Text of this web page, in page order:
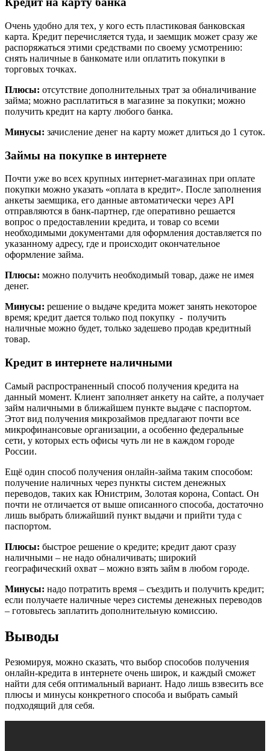
Очень удобно для тех, у кого есть пластиковая банковская
карта. Кредит перечисляется туда, и заемщик может сразу же
распоряжаться этими средствами по своему усмотрению:
снять наличные в банкомате или оплатить покупки в
торговых точках.
Плюсы: отсутствие дополнительных трат за обналичивание
займа; можно расплатиться в магазине за покупки; можно
получить кредит на карту любого банка.
Минусы: зачисление денег на карту может длиться до 1 суток.
Займы на покупке в интернете
Почти уже во всех крупных интернет-магазинах при оплате
покупки можно указать «оплата в кредит». После заполнения
анкеты заемщика, его данные автоматически через API
отправляются в банк-партнер, где оперативно решается
вопрос о предоставлении кредита, и товар со всеми
необходимыми документами для оформления доставляется по
указанному адресу, где и происходит окончательное
оформление займа.
Плюсы: можно получить необходимый товар, даже не имея
денег.
Минусы: решение о выдаче кредита может занять некоторое
время; кредит дается только под покупку - получить
наличные можно будет, только задешево продав кредитный
товар.
Кредит в интернете наличными
Самый распространенный способ получения кредита на
данный момент. Клиент заполняет анкету на сайте, а получает
займ наличными в ближайшем пункте выдаче с паспортом.
Этот вид получения микрозаймов предлагают почти все
микрофинансовые организации, а особенно федеральные
сети, у которых есть офисы чуть ли не в каждом городе
России.
Ещё один способ получения онлайн-займа таким способом:
получение наличных через пункты систем денежных
переводов, таких как Юнистрим, Золотая корона, Contact. Он
почти не отличается от выше описанного способа, достаточно
лишь выбрать ближайший пункт выдачи и прийти туда с
паспортом.
Плюсы: быстрое решение о кредите; кредит дают сразу
наличными – не надо обналичивать; широкий
географический охват – можно взять займ в любом городе.
Минусы: надо потратить время – съездить и получить кредит;
если получаете наличные через системы денежных переводов
– готовьтесь заплатить дополнительную комиссию.
Выводы
Резюмируя, можно сказать, что выбор способов получения
онлайн-кредита в интернете очень широк, и каждый сможет
найти для себя оптимальный вариант. Надо лишь взвесить все
плюсы и минусы конкретного способа и выбрать самый
подходящий для себя.